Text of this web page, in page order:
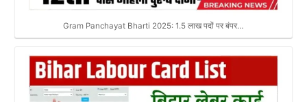
Gram Panchayat Bharti 2025: 1.5 लाख पदों पर बंपर…